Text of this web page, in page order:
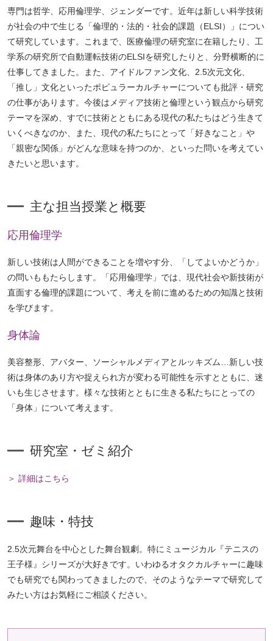
専門は哲学、応用倫理学、ジェンダーです。近年は新しい科学技術
が社会の中で生じる「倫理的・法的・社会的課題（ELSI）」につい
て研究しています。これまで、医療倫理の研究室に在籍したり、工
学系の研究所で自動運転技術のELSIを研究したりと、分野横断的に
仕事してきました。また、アイドルファン文化、2.5次元文化、
「推し」文化といったポピュラーカルチャーについても批評・研究
の仕事があります。今後はメディア技術と倫理という観点から研究
テーマを深め、すでに技術とともにある現代の私たちはどう生きて
いくべきなのか、また、現代の私たちにとって「好きなこと」や
「親密な関係」がどんな意味を持つのか、といった問いを考えてい
きたいと思います。
主な担当授業と概要
応用倫理学
新しい技術は人間ができることを増やす分、「してよいかどうか」
の問いももたらします。「応用倫理学」では、現代社会や新技術が
直面する倫理的課題について、考えを前に進めるための知識と技術
を学びます。
身体論
美容整形、アバター、ソーシャルメディアとルッキズム…新しい技
術は身体のあり方や捉えられ方が変わる可能性を示すとともに、迷
いも生じさせます。様々な技術とともに生きる私たちにとっての
「身体」について考えます。
研究室・ゼミ紹介
＞ 詳細はこちら
趣味・特技
2.5次元舞台を中心とした舞台観劇。特にミュージカル『テニスの
王子様』シリーズが大好きです。いわゆるオタクカルチャーに趣味
でも研究でも関わってきましたので、そのようなテーマで研究して
みたい方はお気軽にご相談ください。
ー